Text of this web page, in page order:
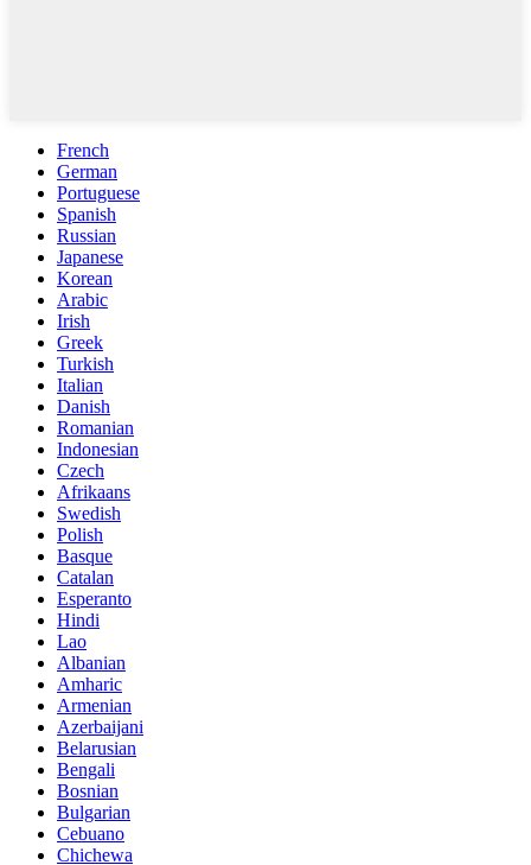
French
German
Portuguese
Spanish
Russian
Japanese
Korean
Arabic
Irish
Greek
Turkish
Italian
Danish
Romanian
Indonesian
Czech
Afrikaans
Swedish
Polish
Basque
Catalan
Esperanto
Hindi
Lao
Albanian
Amharic
Armenian
Azerbaijani
Belarusian
Bengali
Bosnian
Bulgarian
Cebuano
Chichewa